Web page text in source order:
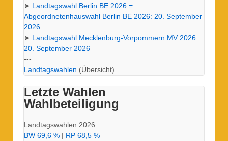
➤ Landtagswahl Berlin BE 2026 =
Abgeordnetenhauswahl Berlin BE 2026: 20. September
2026
➤ Landtagswahl Mecklenburg-Vorpommern MV 2026:
20. September 2026
---
Landtagswahlen (Übersicht)
Letzte Wahlen
Wahlbeteiligung
Landtagswahlen 2026:
BW 69,6 % | RP 68,5 %